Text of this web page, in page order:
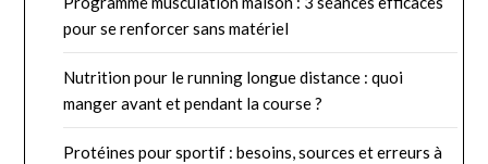
pour se renforcer sans matériel
Nutrition pour le running longue distance : quoi
manger avant et pendant la course ?
Protéines pour sportif : besoins, sources et erreurs à